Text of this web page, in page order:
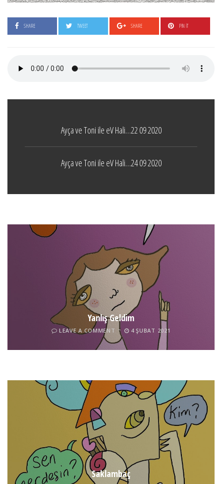
SHARE TWEET SHARE PIN IT
Ayça ve Toni ile eV Hali…22 09 2020
Ayça ve Toni ile eV Hali…24 09 2020
Yanlış Geldim
LEAVE A COMMENT 4 ŞUBAT 2021
Tel İnsan
LEAVE A COMMENT 4 ŞUBAT 2021
Saklambaç